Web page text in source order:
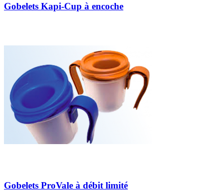
Gobelets Kapi-Cup à encoche
Gobelets ProVale à débit limité